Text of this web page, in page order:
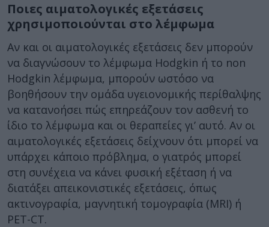
Ποιες αιματολογικές εξετάσεις
χρησιμοποιούνται στο λέμφωμα
Αν και οι αιματολογικές εξετάσεις δεν μπορούν
να διαγνώσουν το λέμφωμα Hodgkin ή το non
Hodgkin λέμφωμα, μπορούν ωστόσο να
βοηθήσουν την ομάδα υγειονομικής περίθαλψης
να κατανοήσει πώς επηρεάζουν τον ασθενή το
ίδιο το λέμφωμα και οι θεραπείες γι’ αυτό. Αν οι
αιματολογικές εξετάσεις δείχνουν ότι μπορεί να
υπάρχει κάποιο πρόβλημα, ο γιατρός μπορεί
στη συνέχεια να κάνει φυσική εξέταση ή να
διατάξει απεικονιστικές εξετάσεις, όπως
ακτινογραφία, μαγνητική τομογραφία (MRI) ή
PET-CT.